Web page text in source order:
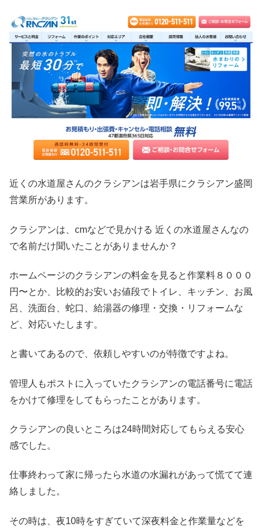
近くの水道屋さんのクラシアンは岩手県にクラシアン盛岡
営業所があります。
クラシアンは、cmなどで見かける 近くの水道屋さんなの
で名前だけ聞いたことがありませんか？
ホームページのクラシアンの料金を見ると作業料８０００
円〜とか、比較的お安いお値段でトイレ、キッチン、お風
呂、洗面台、蛇口、給湯器の修理・交換・リフォームな
ど、対応いたします。
と書いてあるので、依頼しやすいのが特徴ですよね。
管理人もポストに入っていたクラシアンの電話番号に電話
をかけて修理をしてもらったことがあります。
クラシアンの良いところは24時間対応してもらえる安心
感でした。
仕事終わって家に帰ったら水道の水漏れがあって慌てて連
絡しました。
その時は、夜10時をすぎていて深夜料金と作業量などを